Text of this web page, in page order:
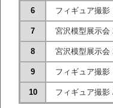
6 フィギュア撮
7 宮沢模型展示会
8 宮沢模型展示会
9 フィギュア撮影
10 フィギュア撮